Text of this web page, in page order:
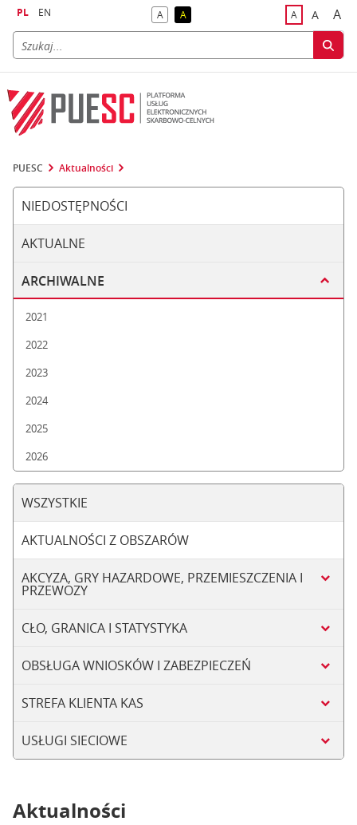
PL EN Akontrast domyślny
Akontrast żółty tekst na czarnym tle
Adomyślna
A A
PUESC Aktualności
NIEDOSTĘPNOŚCI
AKTUALNE
ARCHIWALNE
2021
2022
2023
2024
2025
2026
WSZYSTKIE
AKTUALNOŚCI Z OBSZARÓW
AKCYZA, GRY HAZARDOWE, PRZEMIESZCZENIA I
PRZEWOZY
CŁO, GRANICA I STATYSTYKA
OBSŁUGA WNIOSKÓW I ZABEZPIECZEŃ
STREFA KLIENTA KAS
USŁUGI SIECIOWE
Aktualności